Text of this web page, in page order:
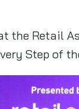
the Retail
Step of